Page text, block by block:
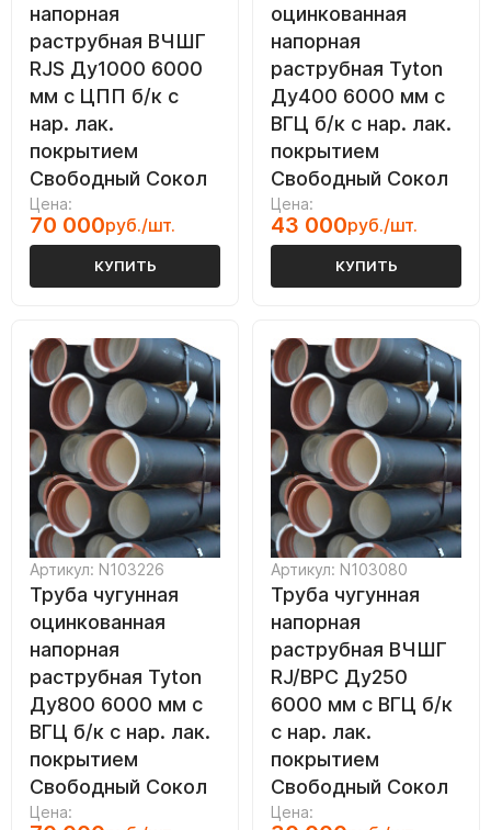
напорная
раструбная ВЧШГ
RJS Ду1000 6000
мм с ЦПП б/к с
нар. лак.
покрытием
Свободный Сокол
Цена:
70 000руб./шт.
КУПИТЬ
оцинкованная
напорная
раструбная Tyton
Ду400 6000 мм с
ВГЦ б/к с нар. лак.
покрытием
Свободный Сокол
Цена:
43 000руб./шт.
КУПИТЬ
Артикул: N103226
Труба чугунная
оцинкованная
напорная
раструбная Tyton
Ду800 6000 мм с
ВГЦ б/к с нар. лак.
покрытием
Свободный Сокол
Цена:
Артикул: N103080
Труба чугунная
напорная
раструбная ВЧШГ
RJ/ВРС Ду250
6000 мм с ВГЦ б/к
с нар. лак.
покрытием
Свободный Сокол
Цена: